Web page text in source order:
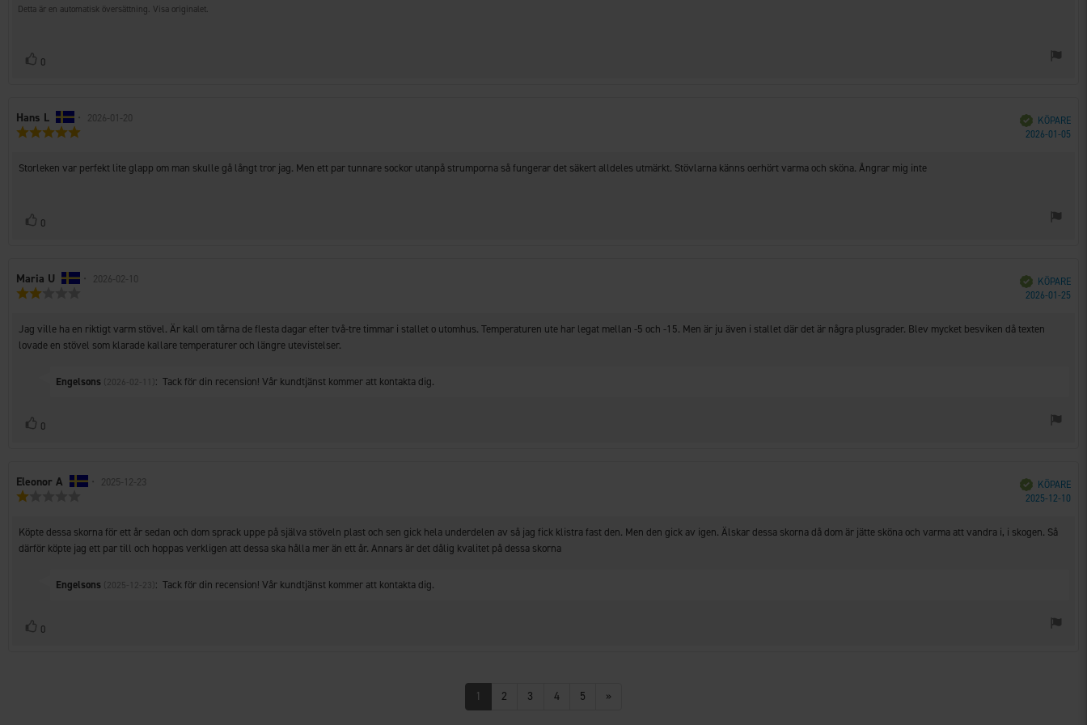
Detta är en automatisk översättning. Visa originalet.
Rösta
0
Recensionsförfattare:
Hans L • Recensionsdatum:
2026-01-20
5
Bekräftad
KÖPARE
2026-01-05
Recensionstext:
Storleken var perfekt lite glapp om man skulle gå långt tror jag. Men ett par tunnare sockor utanpå strumporna så fungerar det säkert alldeles utmärkt. Stövlarna känns oerhört varma och sköna. Ångrar mig inte
Rösta
0
Recensionsförfattare:
Maria U • Recensionsdatum:
2026-02-10
5
stjärnor
Bekräftad
KÖPARE
2026-01-25
Recensionstext:
Jag ville ha en riktigt varm stövel. Är kall om tårna de flesta dagar efter två-tre timmar i stallet o utomhus. Temperaturen ute har legat mellan -5 och -15. Men är ju även i stallet där det är några plusgrader. Blev mycket besviken då texten
lovade en stövel som klarade kallare temperaturer och längre utevistelser.
Svara
Engelsons (2026-02-11) :Tack för din recension! Vår kundtjänst kommer att kontakta dig.
Rösta
0
Recensionsförfattare:
Eleonor A • Recensionsdatum:
2025-12-23
5
stjärnor
Bekräftad
KÖPARE
2025-12-10
Recensionstext:
Köpte dessa skorna för ett år sedan och dom sprack uppe på själva stöveln plast och sen gick hela underdelen av så jag fick klistra fast den. Men den gick av igen. Älskar dessa skorna då dom är jätte sköna och varma att vandra i, i skogen. Så
därför köpte jag ett par till och hoppas verkligen att dessa ska hålla mer än ett år. Annars är det dålig kvalitet på dessa skorna
Svara
Engelsons (2025-12-23) :Tack för din recension! Vår kundtjänst kommer att kontakta dig.
Rösta
0
1 2 3 4 5 »